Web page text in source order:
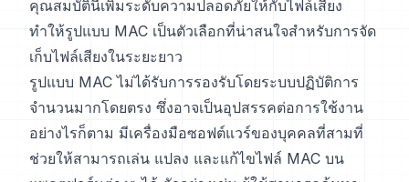
คุณสมบัตินี้เพิ่มระดับความปลอดภัยให้กับไฟล์เสียง
ทำให้รูปแบบ MAC เป็นตัวเลือกที่น่าสนใจสำหรับการจัด
เก็บไฟล์เสียงในระยะยาว
รูปแบบ MAC ไม่ได้รับการรองรับโดยระบบปฏิบัติการ
จำนวนมากโดยตรง ซึ่งอาจเป็นอุปสรรคต่อการใช้งาน
อย่างไรก็ตาม มีเครื่องมือซอฟต์แวร์ของบุคคลที่สามที่
ช่วยให้สามารถเล่น แปลง และแก้ไขไฟล์ MAC บน